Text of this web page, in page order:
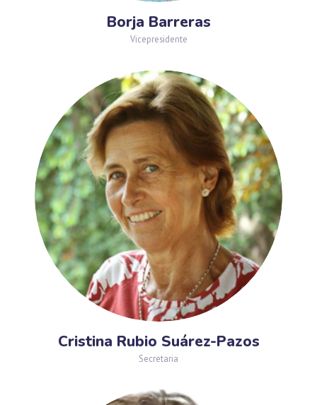
Borja Barreras
Vicepresidente
Cristina Rubio Suárez-Pazos
Secretaria